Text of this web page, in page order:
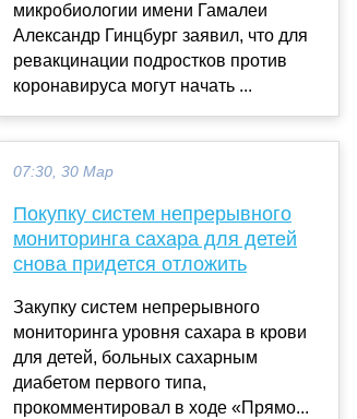
микробиологии имени Гамалеи
Александр Гинцбург заявил, что для
ревакцинации подростков против
коронавируса могут начать ...
07:30, 30 Мар
Покупку систем непрерывного
мониторинга сахара для детей
снова придется отложить
Закупку систем непрерывного
мониторинга уровня сахара в крови
для детей, больных сахарным
диабетом первого типа,
прокомментировал в ходе «Прямо...